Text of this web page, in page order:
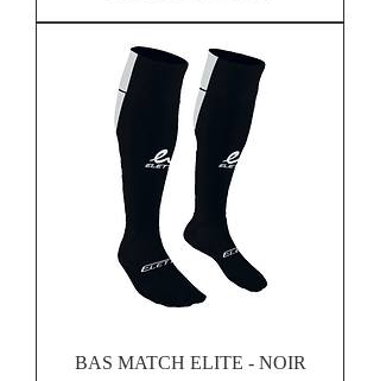
BAS MATCH ELITE - NOIR